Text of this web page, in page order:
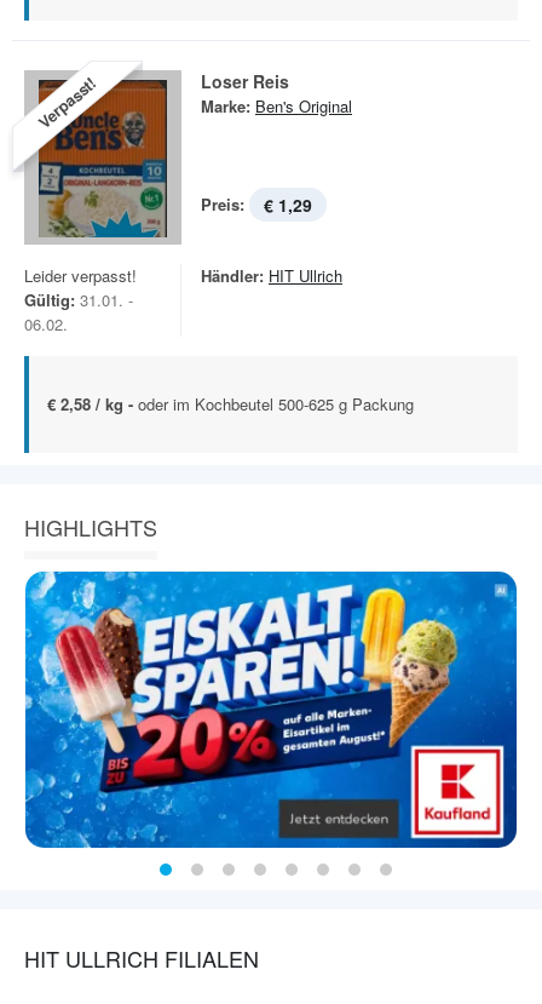
Verpasst! Loser Reis
Marke: Ben's Original
Preis: € 1,29
Leider verpasst!
Gültig: 31.01. -
06.02.
Händler: HIT Ullrich
€ 2,58 / kg - oder im Kochbeutel 500-625 g Packung
HIGHLIGHTS
HIT ULLRICH FILIALEN